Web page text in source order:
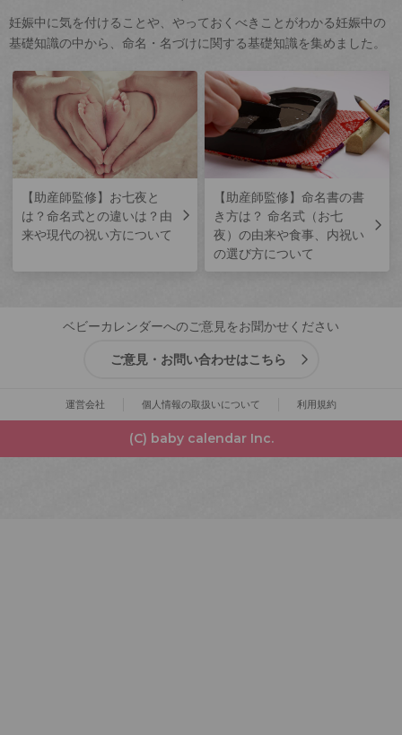
妊娠中に気を付けることや、やっておくべきことがわかる妊娠中の
基礎知識の中から、命名・名づけに関する基礎知識を集めました。
【助産師監修】お七夜と
は？命名式との違いは？由
来や現代の祝い方について
【助産師監修】命名書の書
き方は？ 命名式（お七
夜）の由来や食事、内祝い
の選び方について
ベビーカレンダーへのご意見をお聞かせください
ご意見・お問い合わせはこちら
運営会社 個人情報の取扱いについて 利用規約
(C) baby calendar Inc.